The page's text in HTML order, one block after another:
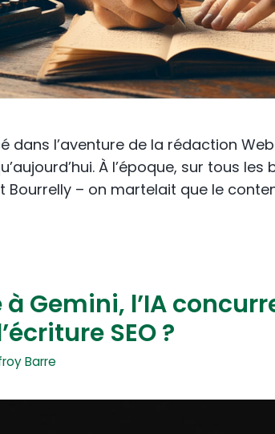
dans l’aventure de la rédaction
À l’époque, sur tous
Bourrelly – on martelait que le
Gemini, l’IA
SEO ?
Barre